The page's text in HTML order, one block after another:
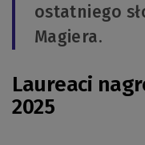
ostatniego
Magiera.
Laureaci
2025